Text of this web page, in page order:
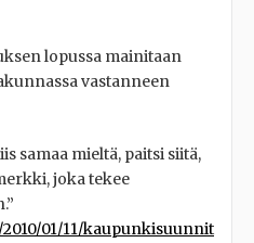
lopussa mainitaan
vastanneen
samaa mieltä, paitsi siitä,
joka tekee
01/11/kaupunkisuunnit